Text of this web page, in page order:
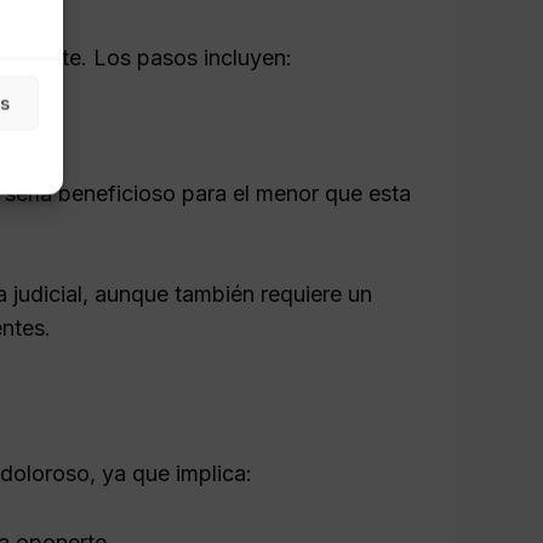
Los pasos incluyen:
beneficioso para el menor que esta
aunque también requiere un
ya que implica: